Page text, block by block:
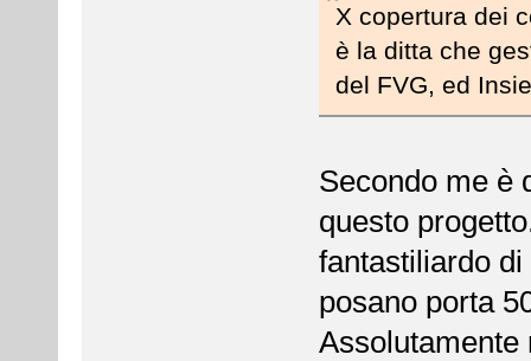
X copertura dei
è la ditta che
del FVG, ed
Secondo me è
questo
fantastiliardo
posano porta
Assolutamente